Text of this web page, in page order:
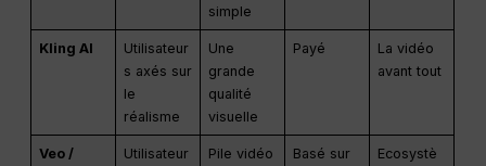
simple
Kling AI
Utilisateur
s axés sur
le
réalisme
Une
grande
qualité
visuelle
Payé
La vidéo
avant tout
Veo /
Utilisateur
Pile vidéo
Basé sur
Ecosystè